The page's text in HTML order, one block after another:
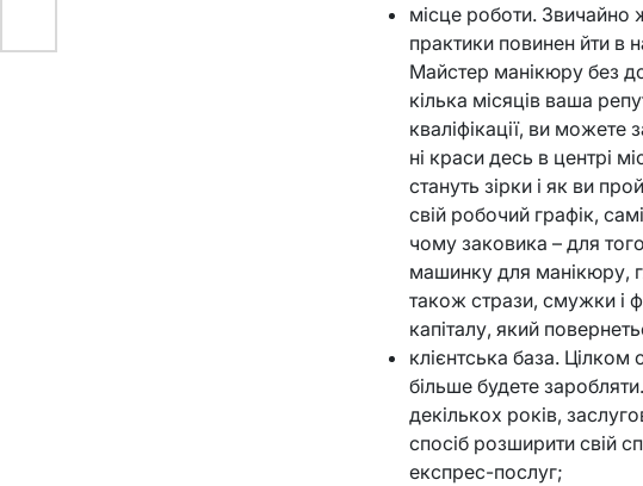
місце роботи. Звичайно
практики повинен йти в
Майстер манікюру без
кілька місяців ваша
кваліфікації, ви
ні краси десь в центрі
стануть зірки і як ви
свій робочий графік,
чому заковика – для
машинку для манікюру,
також стрази, смужки і
капіталу, який
клієнтська база.
більше будете
декількох років,
спосіб розширити свій
експрес-послуг;